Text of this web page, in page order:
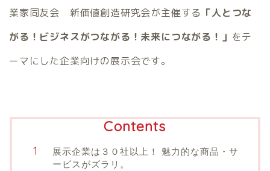
業家同友会 新価値創造研究会が主催する 「人とつな
がる！ビジネスがつながる！未来につながる！」 をテ
ーマにした企業向けの展示会です。
Contents
展示企業は３０社以上！ 魅力的な商品・サ
ービスがズラリ。